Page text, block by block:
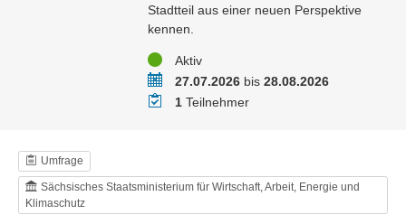
Stadtteil aus einer neuen Perspektive
kennen.
StatusAktiv
Zeitraum27.07.2026bis 28.08.2026
Teilnehmer
1Teilnehmer
Umfrage
Sächsisches Staatsministerium für Wirtschaft, Arbeit, Energie und
Klimaschutz